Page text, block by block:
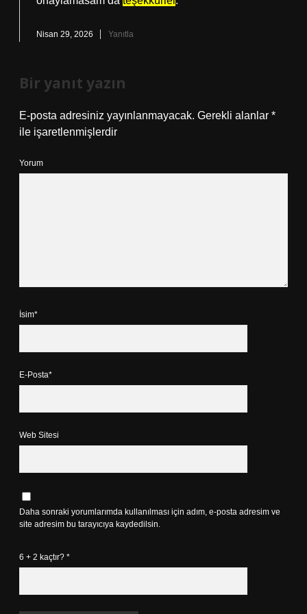
Nisan 29, 2026 Yanıtla
Bir yanıt yazın
E-posta adresiniz yayınlanmayacak. Gerekli alanlar *
ile işaretlenmişlerdir
Yorum
İsim*
E-Posta*
Web Sitesi
Daha sonraki yorumlarımda kullanılması için adım, e-posta adresim ve
site adresim bu tarayıcıya kaydedilsin.
6 + 2 kaçtır? *